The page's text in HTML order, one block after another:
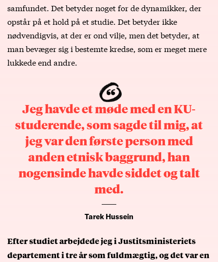
samfundet. Det betyder noget for de dynamikker, der
opstår på et hold på et studie. Det betyder ikke
nødvendigvis, at der er ond vilje, men det betyder, at
man bevæger sig i bestemte kredse, som er meget mere
lukkede end andre.
Jeg havde et møde med en KU-
studerende, som sagde til mig, at
jeg var den første person med
anden etnisk baggrund, han
nogensinde havde siddet og talt
med.
Tarek Hussein
Efter studiet arbejdede jeg i Justitsministeriets
departement i tre år som fuldmægtig, og det var en